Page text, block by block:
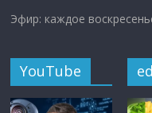
Эфир: каждое
YouTube